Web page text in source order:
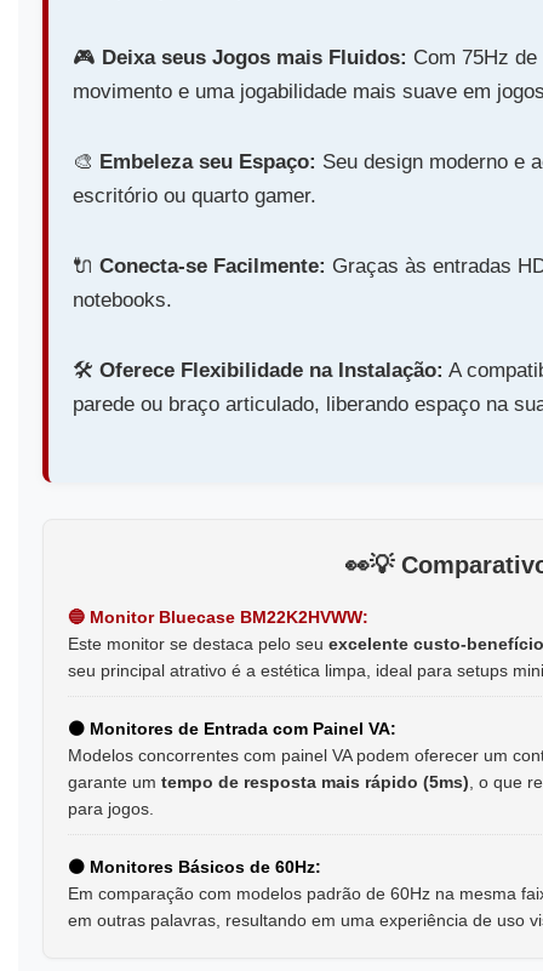
🎮️ Deixa seus Jogos mais Fluidos: Com 75Hz
movimento e uma jogabilidade mais suave em
🎨️ Embeleza seu Espaço: Seu design moderno e
escritório ou quarto gamer.
🔌️ Conecta-se Facilmente: Graças às entradas
notebooks.
🛠️ Oferece Flexibilidade na Instalação: A
parede ou braço articulado, liberando espaço na
👀️💡
🔵 Monitor Bluecase BM22K2HVWW:
Este monitor se destaca pelo seu excelente custo-
seu principal atrativo é a estética limpa, ideal para setups
⚫ Monitores de Entrada com Painel VA:
Modelos concorrentes com painel VA podem oferecer um
garante um tempo de resposta mais rápido (5ms) , o que
para jogos.
⚫ Monitores Básicos de 60Hz:
Em comparação com modelos padrão de 60Hz na mesma
em outras palavras, resultando em uma experiência de uso